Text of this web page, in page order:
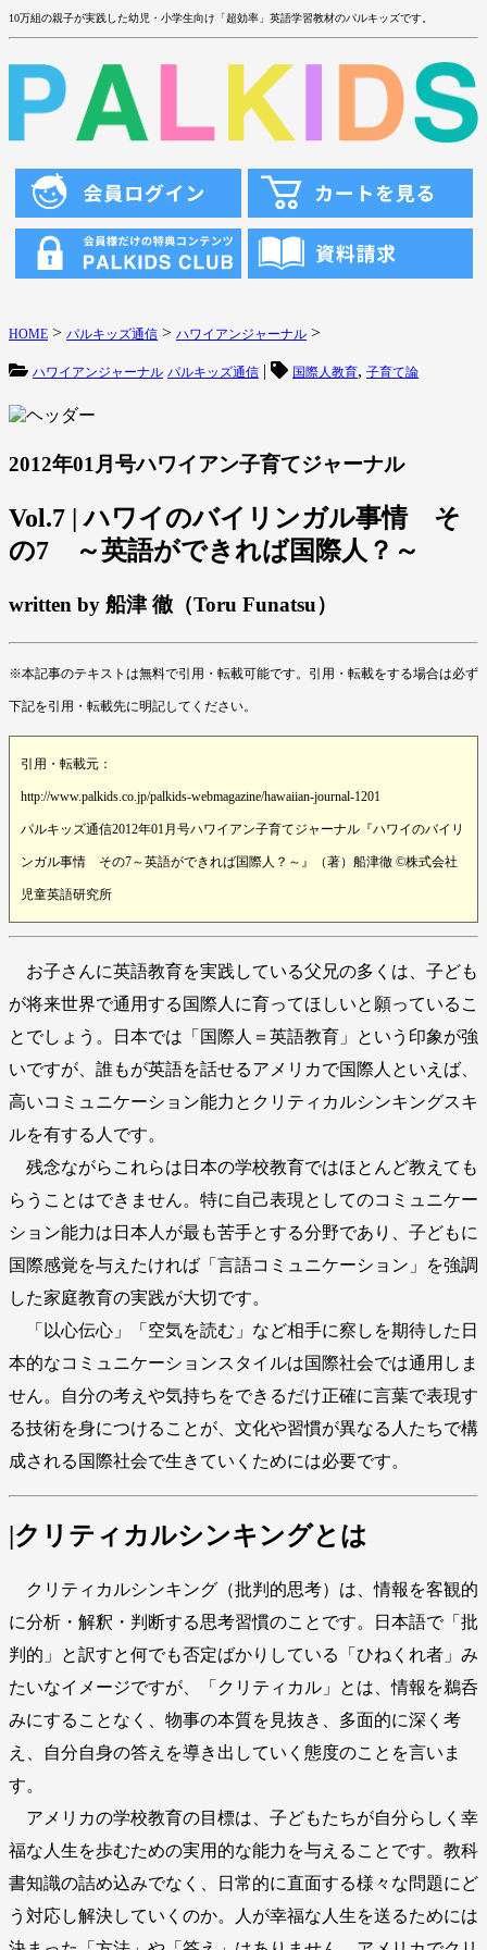
10万組の親子が実践した幼児・小学生向け「超効率」英語学習教材のパルキッズです。
HOME > パルキッズ通信 > ハワイアンジャーナル >
ハワイアンジャーナル パルキッズ通信 | 国際人教育, 子育て論
2012年01月号ハワイアン子育てジャーナル
Vol.7 | ハワイのバイリンガル事情 そ
の7 ～英語ができれば国際人？～
written by 船津 徹（Toru Funatsu）
※本記事のテキストは無料で引用・転載可能です。引用・転載をする場合は必ず
下記を引用・転載先に明記してください。
引用・転載元：
http://www.palkids.co.jp/palkids-webmagazine/hawaiian-journal-1201
パルキッズ通信2012年01月号ハワイアン子育てジャーナル『ハワイのバイリ
ンガル事情 その7～英語ができれば国際人？～』（著）船津徹 ©株式会社
児童英語研究所
お子さんに英語教育を実践している父兄の多くは、子ども
が将来世界で通用する国際人に育ってほしいと願っているこ
とでしょう。日本では「国際人＝英語教育」という印象が強
いですが、誰もが英語を話せるアメリカで国際人といえば、
高いコミュニケーション能力とクリティカルシンキングスキ
ルを有する人です。
残念ながらこれらは日本の学校教育ではほとんど教えても
らうことはできません。特に自己表現としてのコミュニケー
ション能力は日本人が最も苦手とする分野であり、子どもに
国際感覚を与えたければ「言語コミュニケーション」を強調
した家庭教育の実践が大切です。
「以心伝心」「空気を読む」など相手に察しを期待した日
本的なコミュニケーションスタイルは国際社会では通用しま
せん。自分の考えや気持ちをできるだけ正確に言葉で表現す
る技術を身につけることが、文化や習慣が異なる人たちで構
成される国際社会で生きていくためには必要です。
|クリティカルシンキングとは
クリティカルシンキング（批判的思考）は、情報を客観的
に分析・解釈・判断する思考習慣のことです。日本語で「批
判的」と訳すと何でも否定ばかりしている「ひねくれ者」み
たいなイメージですが、「クリティカル」とは、情報を鵜呑
みにすることなく、物事の本質を見抜き、多面的に深く考
え、自分自身の答えを導き出していく態度のことを言いま
す。
アメリカの学校教育の目標は、子どもたちが自分らしく幸
福な人生を歩むための実用的な能力を与えることです。教科
書知識の詰め込みでなく、日常的に直面する様々な問題にど
う対応し解決していくのか。人が幸福な人生を送るためには